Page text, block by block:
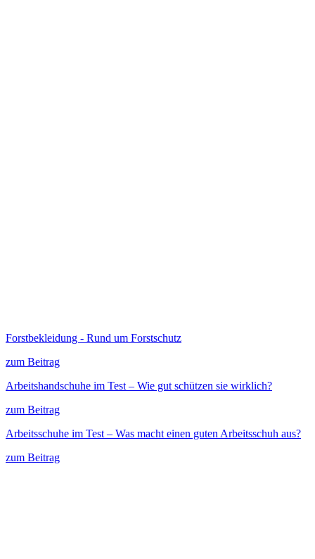
Forstbekleidung - Rund um Forstschutz
zum Beitrag
Arbeitshandschuhe im Test – Wie gut schützen sie wirklich?
zum Beitrag
Arbeitsschuhe im Test – Was macht einen guten Arbeitsschuh aus?
zum Beitrag